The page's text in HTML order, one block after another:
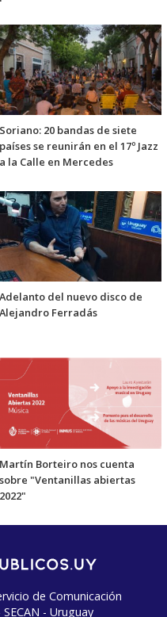
Soriano: 20 bandas de siete
países se reunirán en el 17º Jazz
a la Calle en Mercedes
Adelanto del nuevo disco de
Alejandro Ferradás
Martín Borteiro nos cuenta
sobre "Ventanillas abiertas
2022"
de Comunicación
- Uruguay